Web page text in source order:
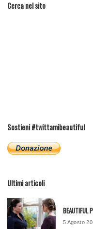
Cerca nel sito
Sostieni #twittamibeautiful
Ultimi articoli
BEAUTIFUL
5 Agosto